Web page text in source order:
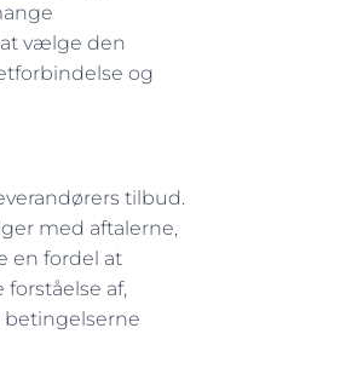
vælge den
og
tilbud.
med aftalerne,
en fordel at
af,
betingelserne